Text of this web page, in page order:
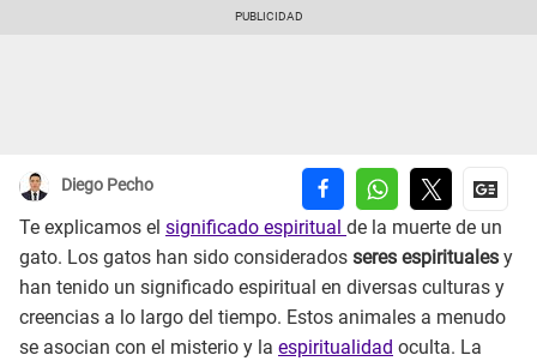
Diego Pecho
Te explicamos el significado espiritual de la muerte de un
gato. Los gatos han sido considerados seres espirituales y
han tenido un significado espiritual en diversas culturas y
creencias a lo largo del tiempo. Estos animales a menudo
se asocian con el misterio y la espiritualidad oculta. La